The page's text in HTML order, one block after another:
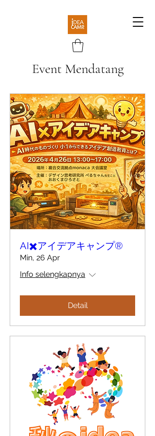
Event Mendatang
AI✖️アイデアキャンプ®︎
Min, 26 Apr
Info selengkapnya
Detail